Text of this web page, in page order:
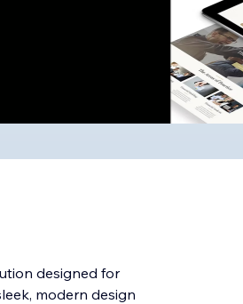
designed for
modern design